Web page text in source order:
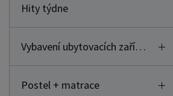
Hity týdne
Vybavení ubytovacích zařízení
Postel + matrace